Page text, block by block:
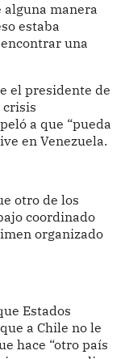
alguna manera
estaba
una
el presidente de
crisis
a que “pueda
en Venezuela.
otro de los
coordinado
organizado
Estados
a Chile no le
hace “otro país